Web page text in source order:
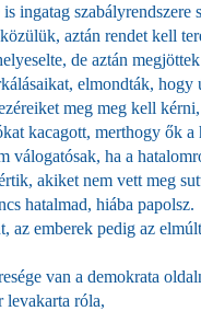
ingatag
aztán rendet kell
de aztán
elmondták,
meg meg kell
kacagott, merthogy ők
válogatósak, ha a
akiket nem vett meg
hatalmad, hiába papolsz.
az emberek pedig az
van a demokrata
levakarta róla,